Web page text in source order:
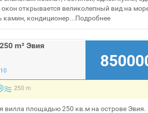
открывается великолепный вид на
камин, кондиционер...Подробнее
m² Эвия
250 m
вилла площадью 250 кв.м на острове Эвия.